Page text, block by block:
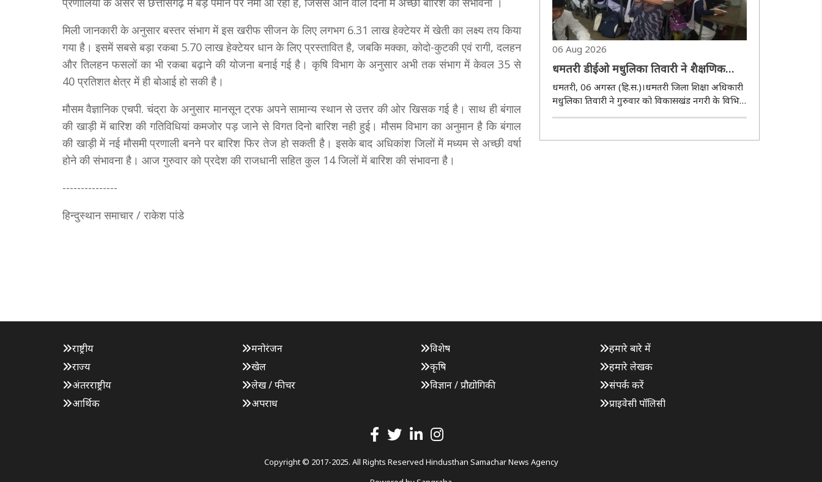
मिली जानकारी के अनुसार बस्तर संभाग में इस खरीफ सीजन के लिए लगभग 6.31 लाख हेक्टेयर में खेती का लक्ष्य तय किया
गया है। इसमें सबसे बड़ा रकबा 5.70 लाख हेक्टेयर धान के लिए प्रस्तावित है, जबकि मक्का, कोदो-कुटकी एवं रागी, दलहन
और तिलहन फसलों का भी रकबा बढ़ाने की योजना बनाई गई है। कृषि विभाग के अनुसार अभी तक संभाग में केवल 35 से
40 प्रतिशत क्षेत्र में ही बोआई हो सकी है।
मौसम वैज्ञानिक एचपी. चंद्रा के अनुसार मानसून ट्रफ अपने सामान्य स्थान से उत्तर की ओर खिसक गई है। साथ ही बंगाल
की खाड़ी में बारिश की गतिविधियां कमजोर पड़ जाने से विगत दिनाे बारिश नही हुई। मौसम विभाग का अनुमान है कि बंगाल
की खाड़ी में नई मौसमी प्रणाली बनने पर बारिश फिर तेज हो सकती है। इसके बाद अधिकांश जिलों में मध्यम से अच्छी वर्षा
होने की संभावना है। आज गुरुवार को प्रदेश की राजधानी सहित कुल 14 जिलों में बारिश की संभावना है।
---------------
हिन्दुस्थान समाचार / राकेश पांडे
06 Aug 2026
धमतरी डीईओ मधुलिका तिवारी ने शैक्षणिक
गुणवत्ता और परीक्षा परिणाम सुधारने के दिए
निर्देश
धमतरी, 06 अगस्त (हि.स.)।धमतरी जिला शिक्षा अधिकारी
मधुलिका तिवारी ने गुरुवार को विकासखंड नगरी के विभिन्न
विद्यालयों का सघन निरीक्षण कर शैक्षणिक व्यवस्थाओं,
क्रियान्वयन की समीक्षा की। निरीक्षण के दौरान..
राष्ट्रीय
राज्य
अंतरराष्ट्रीय
आर्थिक
मनोरंजन
खेल
लेख / फीचर
अपराध
विशेष
कृषि
विज्ञान / प्रौद्योगिकी
हमारे बारे में
हमारे लेखक
संपर्क करें
प्राइवेसी पॉलिसी
Copyright © 2017-2025. All Rights Reserved Hindusthan Samachar News Agency